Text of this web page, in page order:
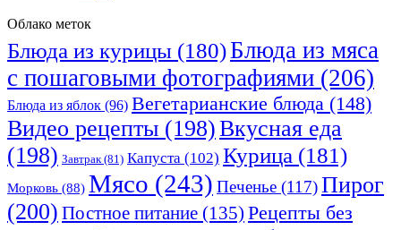
Облако меток
Блюда из курицы (180)Блюда из мяса
с пошаговыми фотографиями (206)
Блюда из яблок (96) Вегетарианские блюда (148)
Видео рецепты (198)Вкусная еда
(198) Завтрак(81) Капуста (102) Курица (181)
Морковь (88) Мясо (243) Печенье (117)Пирог
(200) Постное питание (135) Рецепты без